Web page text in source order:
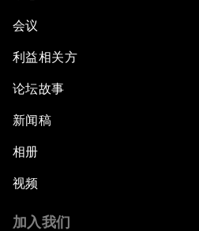
会议
利益相关方
论坛故事
新闻稿
相册
视频
加入我们